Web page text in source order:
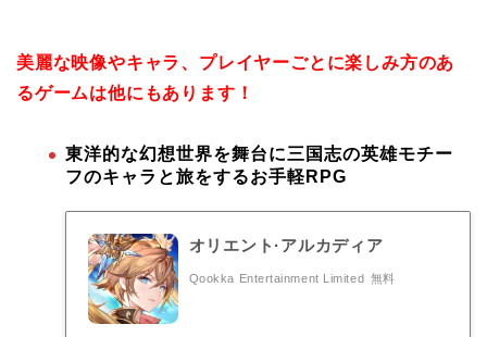
美麗な映像やキャラ、プレイヤーごとに楽しみ方のあ
るゲームは他にもあります！
東洋的な幻想世界を舞台に三国志の英雄モチー
フのキャラと旅をするお手軽RPG
オリエント·アルカディア
Qookka Entertainment Limited 無料